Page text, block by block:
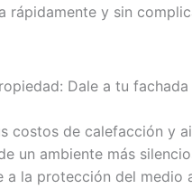
rápidamente y sin
Dale a tu
costos de calefacción y
un ambiente más
a la protección del medio